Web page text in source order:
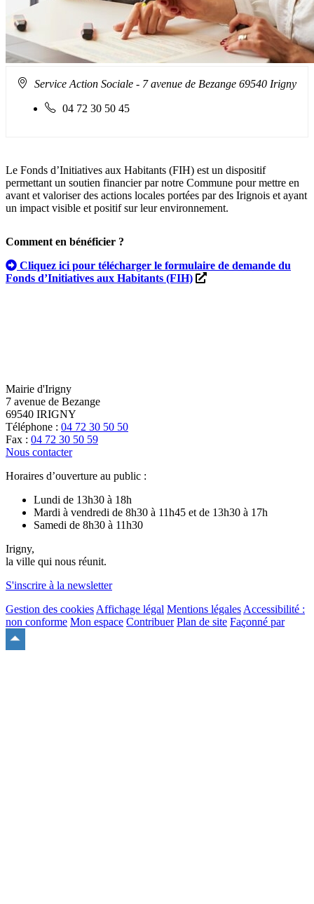
Le Dispositif Fonds d’Initiatives aux
AdresseService Action Sociale - 7 avenue de Bezange 69540 Irigny
Téléphone
04 72 30 50 45
Le Fonds d’Initiatives aux Habitants (FIH) est un dispositif
permettant un soutien financier par notre Commune pour mettre en
avant et valoriser des actions locales portées par des Irignois et ayant
un impact visible et positif sur leur environnement.
Comment en bénéficier ?
Cliquez ici pour télécharger le formulaire de demande du
Fonds d’Initiatives aux Habitants (FIH)
Mairie d'Irigny
7 avenue de Bezange
69540 IRIGNY
Téléphone : 04 72 30 50 50
Fax : 04 72 30 50 59
Nous contacter
Horaires d’ouverture au public :
Lundi de 13h30 à 18h
Mardi à vendredi de 8h30 à 11h45 et de 13h30 à 17h
Samedi de 8h30 à 11h30
Irigny,
la ville qui nous réunit.
S'inscrire à la newsletter
Gestion des cookiesAffichage légal Mentions légalesAccessibilité :
non conforme Mon espace Contribuer Plan de site Façonné par